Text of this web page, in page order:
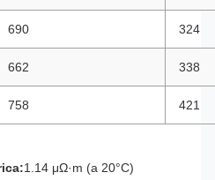
690 324
662 338
758 421
1.14 μΩ·m (a 20°C)